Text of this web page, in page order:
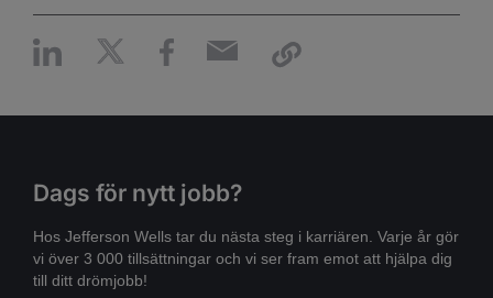
Dags för nytt jobb?
Hos Jefferson Wells tar du nästa steg i karriären. Varje år gör
vi över 3 000 tillsättningar och vi ser fram emot att hjälpa dig
till ditt drömjobb!